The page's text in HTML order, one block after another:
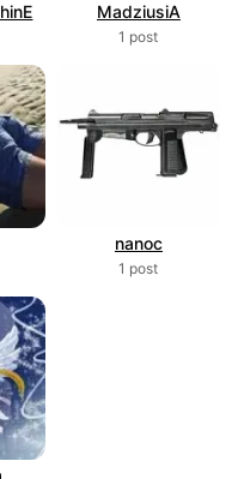
MadziusiA
1 post
nanoc
1 post